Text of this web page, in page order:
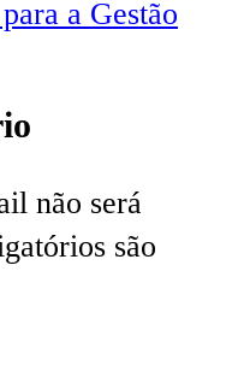
a Gestão
não será
são